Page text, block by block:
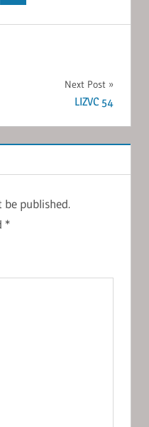
Next Post
LIZVC 54
published.
*